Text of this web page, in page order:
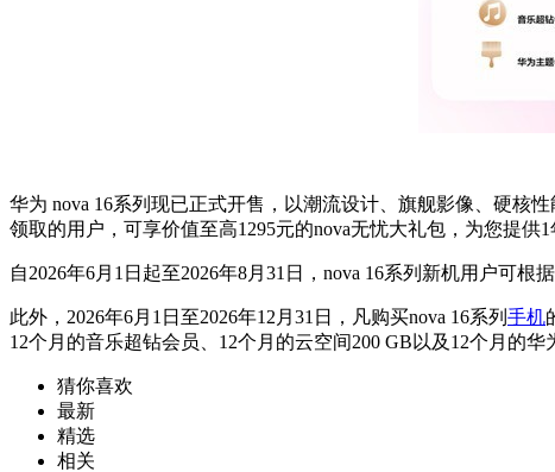
华为 nova 16系列现已正式开售，以潮流设计、旗舰影像、硬核
领取的用户，可享价值至高1295元的nova无忧大礼包，为您提
自2026年6月1日起至2026年8月31日，nova 16系列新机用户可根
此外，2026年6月1日至2026年12月31日，凡购买nova 16系列 手机
12个月的音乐超钻会员、12个月的云空间200 GB以及12个月的华
猜你喜欢
最新
精选
相关